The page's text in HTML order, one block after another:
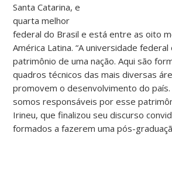
Santa Catarina, e
quarta melhor
federal do Brasil e está entre as oito
América Latina. “A universidade
patrimônio de uma nação. Aqui são
quadros técnicos das mais diversas
promovem o desenvolvimento do
somos responsáveis por esse
Irineu, que finalizou seu discurso
formados a fazerem uma pós-